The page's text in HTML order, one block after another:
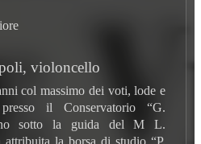
violoncello
col massimo dei voti, lode e
il Conservatorio “G.
sotto la guida del M L.
attribuita la borsa di studio “P.